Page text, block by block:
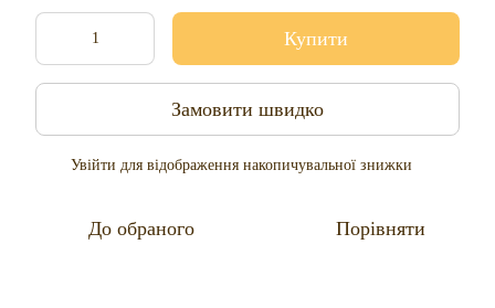
Купити
Замовити швидко
Увійти для відображення накопичувальної знижки
До обраного Порівняти